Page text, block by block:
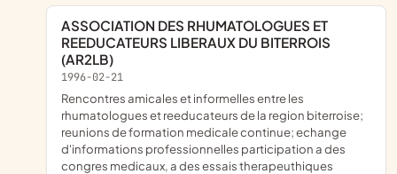
ASSOCIATION DES RHUMATOLOGUES ET
REEDUCATEURS LIBERAUX DU BITERROIS
(AR2LB)
1996-02-21
Rencontres amicales et informelles entre les
rhumatologues et reeducateurs de la region biterroise;
reunions de formation medicale continue; echange
d'informations professionnelles participation a des
congres medicaux, a des essais therapeuthiques